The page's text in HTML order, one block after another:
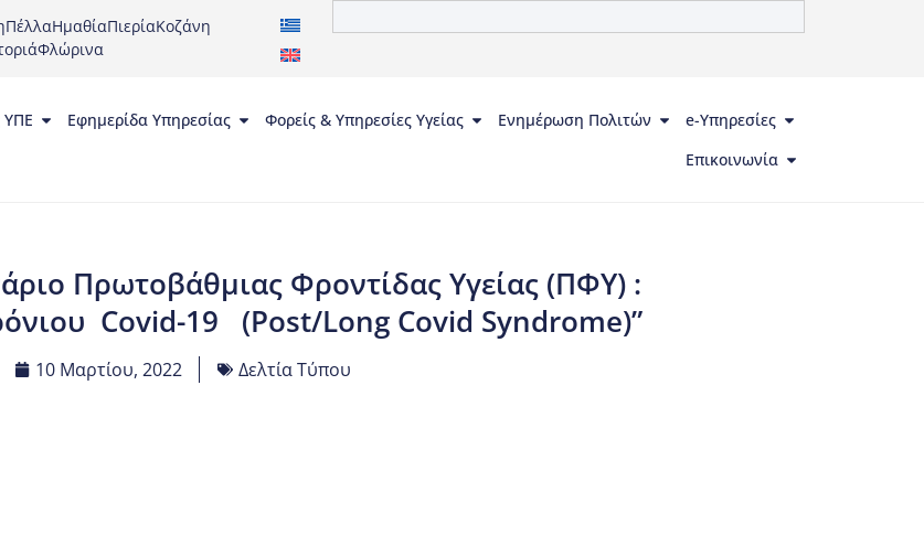
ΠέλλαΗμαθίαΠιερίαΚοζάνη
Φλώρινα
ΥΠΕ Εφημερίδα Υπηρεσίας Φορείς & Υπηρεσίες Υγείας Ενημέρωση Πολιτών
e-Υπηρεσίες
Επικοινωνία
Πρωτοβάθμιας Φροντίδας Υγείας (ΠΦΥ) :
Covid-19 (Post/Long Covid Syndrome)”
10 Μαρτίου, 2022 Δελτία Τύπου